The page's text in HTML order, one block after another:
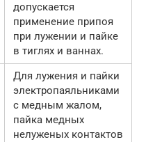
допускается
применение припоя
при лужении и пайке
в тиглях и ваннах.
Для лужения и пайки
электропаяльниками
с медным жалом,
пайка медных
нелуженых контактов